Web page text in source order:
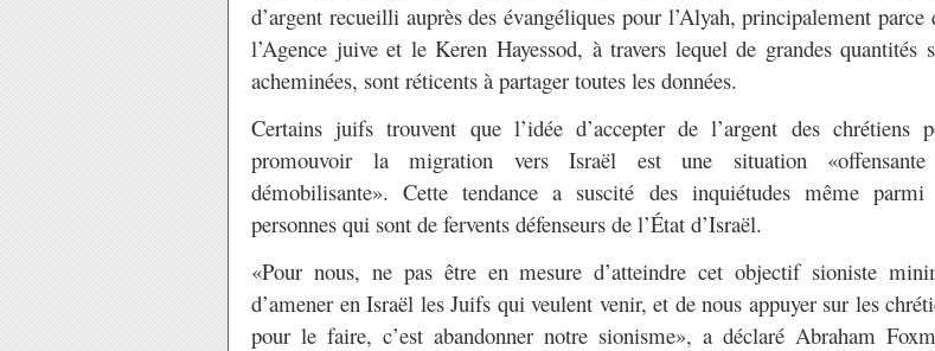
d’argent recueilli auprès des évangéliques pour l’Alyah, principalement parce
l’Agence juive et le Keren Hayessod, à travers lequel de grandes quantités
acheminées, sont réticents à partager toutes les données.
Certains juifs trouvent que l’idée d’accepter de l’argent des chrétiens
promouvoir la migration vers Israël est une situation
démobilisante». Cette tendance a suscité des inquiétudes même parmi
personnes qui sont de fervents défenseurs de l’État d’Israël.
«Pour nous, ne pas être en mesure d’atteindre cet objectif sioniste
d’amener en Israël les Juifs qui veulent venir, et de nous appuyer sur les
pour le faire, c’est abandonner notre sionisme», a déclaré Abraham